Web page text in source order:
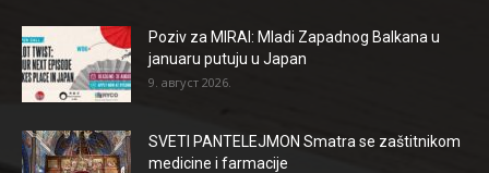
Poziv za MIRAI: Mladi Zapadnog Balkana u
januaru putuju u Japan
9. август 2026.
SVETI PANTELEJMON Smatra se zaštitnikom
medicine i farmacije